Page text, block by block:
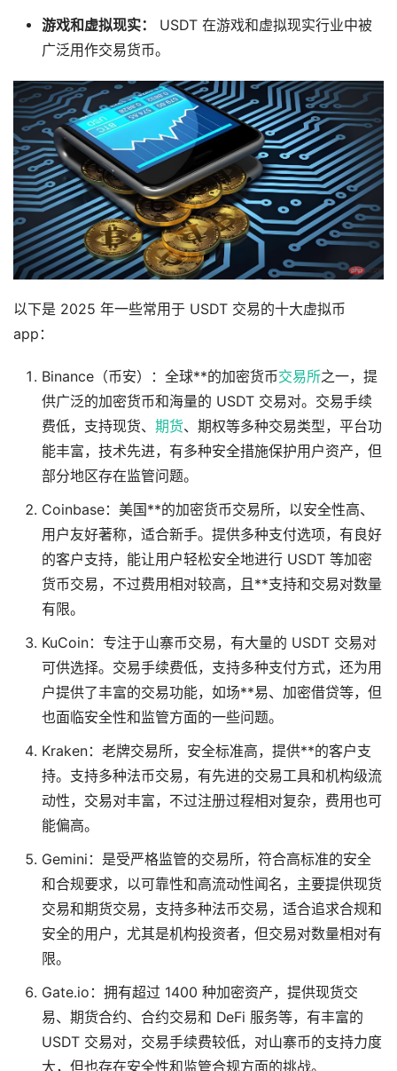
游戏和虚拟现实：
USDT 在游戏和虚拟现实行业中被
广泛用作交易货币。
以下是 2025 年一些常用于 USDT 交易的十大虚拟币
app：
Binance（币安）：全球**的加密货币交易所之一，提
供广泛的加密货币和海量的 USDT 交易对。交易手续
费低，支持现货、 期货、期权等多种交易类型，平台功
能丰富，技术先进，有多种安全措施保护用户资产，但
部分地区存在监管问题。
Coinbase：美国**的加密货币交易所，以安全性高、
用户友好著称，适合新手。提供多种支付选项，有良好
的客户支持，能让用户轻松安全地进行 USDT 等加密
货币交易，不过费用相对较高，且**支持和交易对数量
有限。
KuCoin：专注于山寨币交易，有大量的 USDT 交易对
可供选择。交易手续费低，支持多种支付方式，还为用
户提供了丰富的交易功能，如场**易、加密借贷等，但
也面临安全性和监管方面的一些问题。
Kraken：老牌交易所，安全标准高，提供**的客户支
持。支持多种法币交易，有先进的交易工具和机构级流
动性，交易对丰富，不过注册过程相对复杂，费用也可
能偏高。
Gemini：是受严格监管的交易所，符合高标准的安全
和合规要求，以可靠性和高流动性闻名，主要提供现货
交易和期货交易，支持多种法币交易，适合追求合规和
安全的用户，尤其是机构投资者，但交易对数量相对有
限。
Gate.io：拥有超过 1400 种加密资产，提供现货交
易、期货合约、合约交易和 DeFi 服务等，有丰富的
USDT 交易对，交易手续费较低，对山寨币的支持力度
大，但也存在安全性和监管合规方面的挑战。